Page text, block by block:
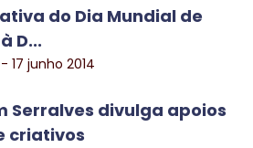
do Dia Mundial de
D...
17 junho 2014
Serralves divulga apoios
criativos